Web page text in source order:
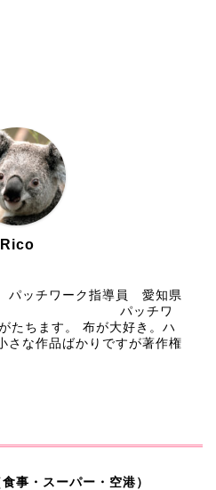
Rico
パッチワーク指導員 愛知県
ッチワ
たちます。 布が大好き。ハ
さな作品ばかりですが著作権
事・スーパー・空港）